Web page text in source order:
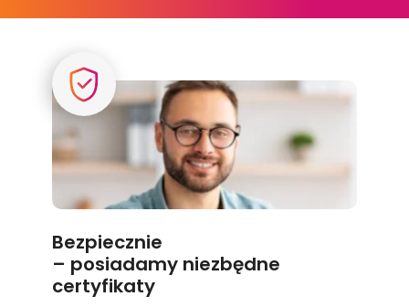
Bezpiecznie
– posiadamy niezbędne
certyfikaty